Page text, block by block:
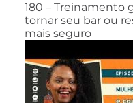
180 – Treinamento
tornar seu bar ou
mais seguro